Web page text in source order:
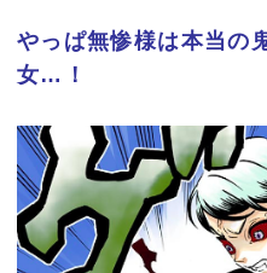
やっぱ無惨様は本当の
女…！